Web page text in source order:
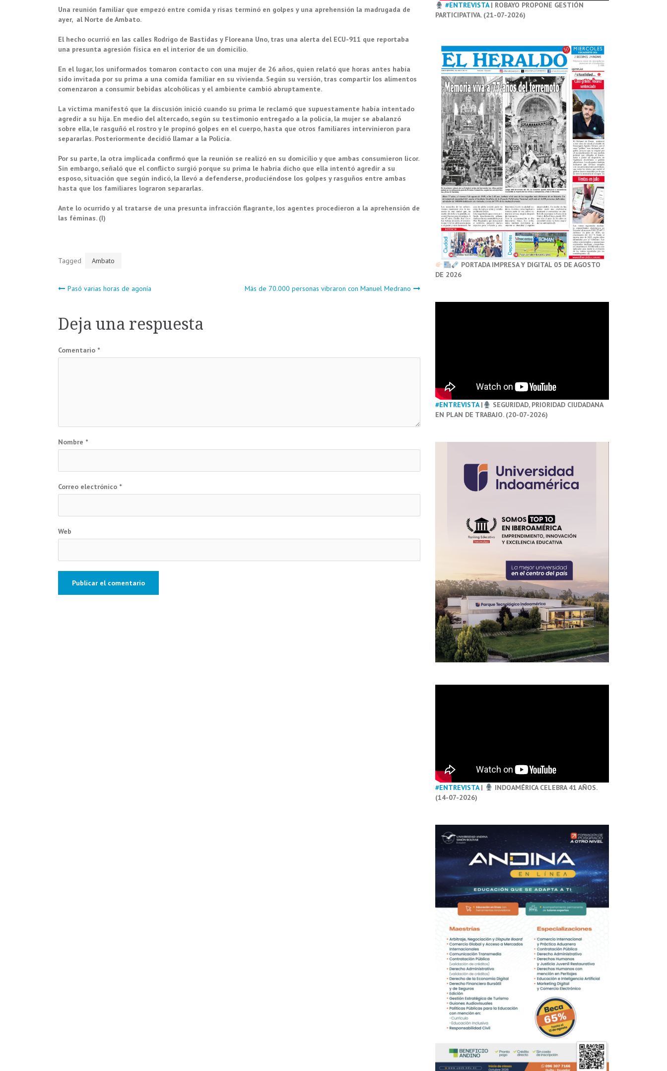
Una reunión familiar que empezó entre comida y risas terminó en golpes y una aprehensión la madrugada de
ayer, al Norte de Ambato.
El hecho ocurrió en las calles Rodrigo de Bastidas y Floreana Uno, tras una alerta del ECU-911 que reportaba
una presunta agresión física en el interior de un domicilio.
En el lugar, los uniformados tomaron contacto con una mujer de 26 años, quien relató que horas antes había
sido invitada por su prima a una comida familiar en su vivienda. Según su versión, tras compartir los alimentos
comenzaron a consumir bebidas alcohólicas y el ambiente cambió abruptamente.
La víctima manifestó que la discusión inició cuando su prima le reclamó que supuestamente había intentado
agredir a su hija. En medio del altercado, según su testimonio entregado a la policía, la mujer se abalanzó
sobre ella, le rasguñó el rostro y le propinó golpes en el cuerpo, hasta que otros familiares intervinieron para
separarlas. Posteriormente decidió llamar a la Policía.
Por su parte, la otra implicada confirmó que la reunión se realizó en su domicilio y que ambas consumieron licor.
Sin embargo, señaló que el conflicto surgió porque su prima le habría dicho que ella intentó agredir a su
esposo, situación que según indicó, la llevó a defenderse, produciéndose los golpes y rasguños entre ambas
hasta que los familiares lograron separarlas.
Ante lo ocurrido y al tratarse de una presunta infracción flagrante, los agentes procedieron a la aprehensión de
las féminas. (I)
Tagged Ambato
Navegación
de
entradas
Pasó varias horas de agonía Más de 70.000 personas vibraron con Manuel Medrano
Deja una respuesta
Comentario *
Nombre *
Correo electrónico *
Web
#ENTREVISTA| ROBAYO PROPONE GESTIÓN
PARTICIPATIVA. (21-07-2026)
PORTADA IMPRESA Y DIGITAL 05 DE AGOSTO
DE 2026
#ENTREVISTA|
SEGURIDAD, PRIORIDAD CIUDADANA
EN PLAN DE TRABAJO. (20-07-2026)
#ENTREVISTA|
INDOAMÉRICA CELEBRA 41 AÑOS.
(14-07-2026)